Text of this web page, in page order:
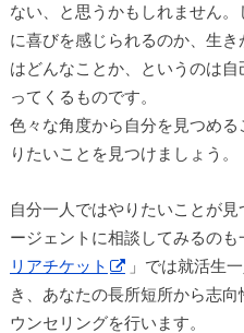
ない、と思うかもしれません
に喜びを感じられるのか、生
はどんなことか、というのは
ってくるものです。
色々な角度から自分を見つめ
りたいことを見つけましょう。
自分一人ではやりたいことが
ージェントに相談してみるの
リアチケット
」では就活生
き、あなたの長所短所から志
ウンセリングを行います。